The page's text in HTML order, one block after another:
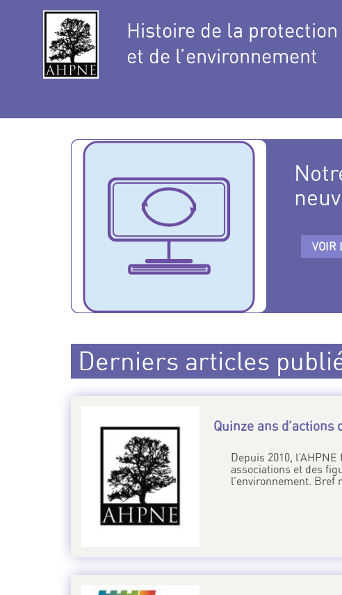
Histoire de la
et de l’environnement
VOIR
Derniers articles
Quinze ans d’actions
Depuis 2010,
associations et des
l’environnement. Bref